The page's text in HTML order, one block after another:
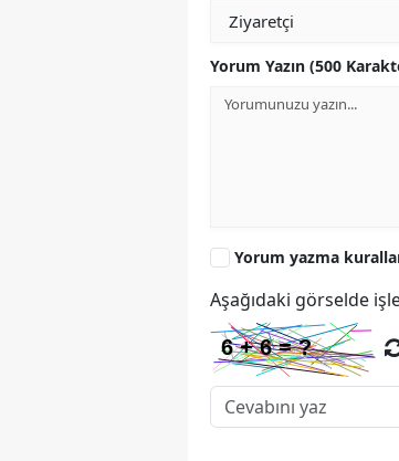
Yorum Yazın (500
Yorum yazma
Aşağıdaki görselde